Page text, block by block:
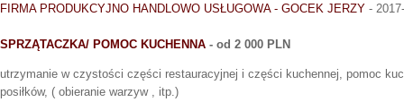
FIRMA PRODUKCYJNO HANDLOWO USŁUGOWA - GOCEK JERZY -
SPRZĄTACZKA/ POMOC KUCHENNA - od 2 000 PLN
utrzymanie w czystości części restauracyjnej i części kuchennej, pomoc
posiłków, ( obieranie warzyw , itp.)